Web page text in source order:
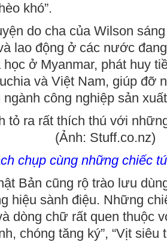
khó”.
do cha của Wilson
lao động ở các nước
ở Myanmar, phát huy
và Việt Nam, giúp đỡ
công nghiệp sản
chụp cùng những chiếc
Bản cũng rộ trào lưu
hiệu sành điệu. Những
dòng chữ rất quen thuộc
chóng tăng ký”, “Vịt siêu